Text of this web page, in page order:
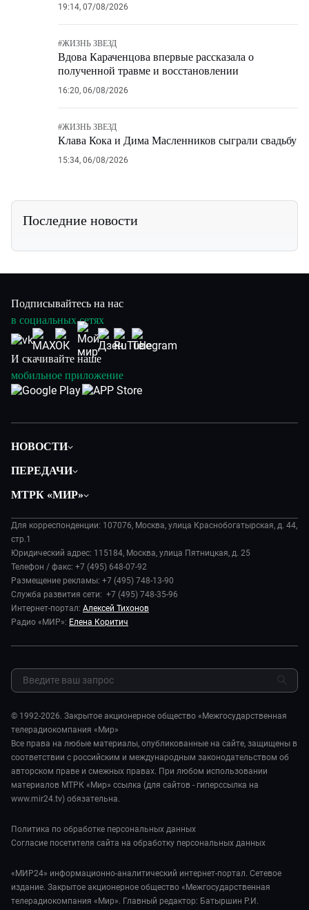
19:14, 07/08/2026
#ЖИЗНЬ ЗВЕЗД
Вдова Караченцова впервые рассказала о
полученной травме и восстановлении
16:20, 06/08/2026
#ЖИЗНЬ ЗВЕЗД
Клава Кока и Дима Масленников сыграли свадьбу
15:34, 06/08/2026
Последние новости
Подписывайтесь на нас
в социальных сетях
И скачивайте наше
мобильное приложение
НОВОСТИ
Экономика
Происшествия
В содружестве
В мире
Наука и технологии
Здоровье и медицина
Спорт
Шоу-бизнес
Стиль жизни
Сад и огород
ПЕРЕДАЧИ
Дела судебные
Диктор делает
Игра в кино
Игра в кино. Мультфильмы
Исторический детектив
Миллион за 5 минут
Мировое соглашение
Предварительный диагноз
Пять причин поехать в...
МТРК «МИР»
История
Руководство
Новости компании
Пресса о нас
Карьера
Реклама
Закупки и тендеры
Обратная связь
Для корреспонденции: 107076, Москва, улица Краснобогатырская, д. 44,
стр.1
Юридический адрес: 115184, Москва, улица Пятницкая, д. 25
Телефон / факс: +7 (495) 648-07-92
Размещение рекламы: +7 (495) 748-13-90
Служба развития сети: +7 (495) 748-35-96
Интернет-портал: Алексей Тихонов
Радио «МИР»: Елена Коритич
© 1992-2026. Закрытое акционерное общество «Межгосударственная
телерадиокомпания «Мир»
Все права на любые материалы, опубликованные на сайте, защищены в
соответствии с российским и международным законодательством об
авторском праве и смежных правах. При любом использовании
материалов МТРК «Мир» ссылка (для сайтов - гиперссылка на
www.mir24.tv) обязательна.
Политика по обработке персональных данных
Согласие посетителя сайта на обработку персональных данных
«МИР24» информационно-аналитический интернет-портал. Сетевое
издание. Закрытое акционерное общество «Межгосударственная
телерадиокомпания «Мир». Главный редактор: Батыршин Р.И.